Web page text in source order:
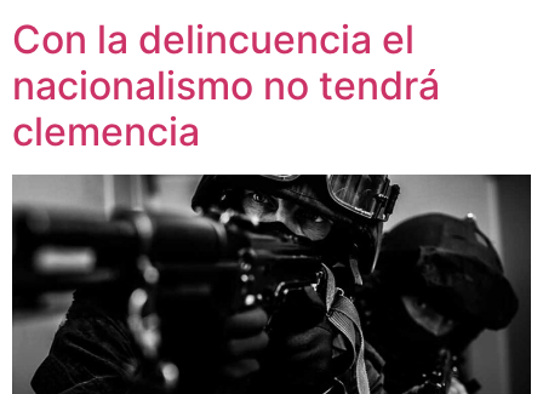
Con la delincuencia el
nacionalismo no tendrá
clemencia